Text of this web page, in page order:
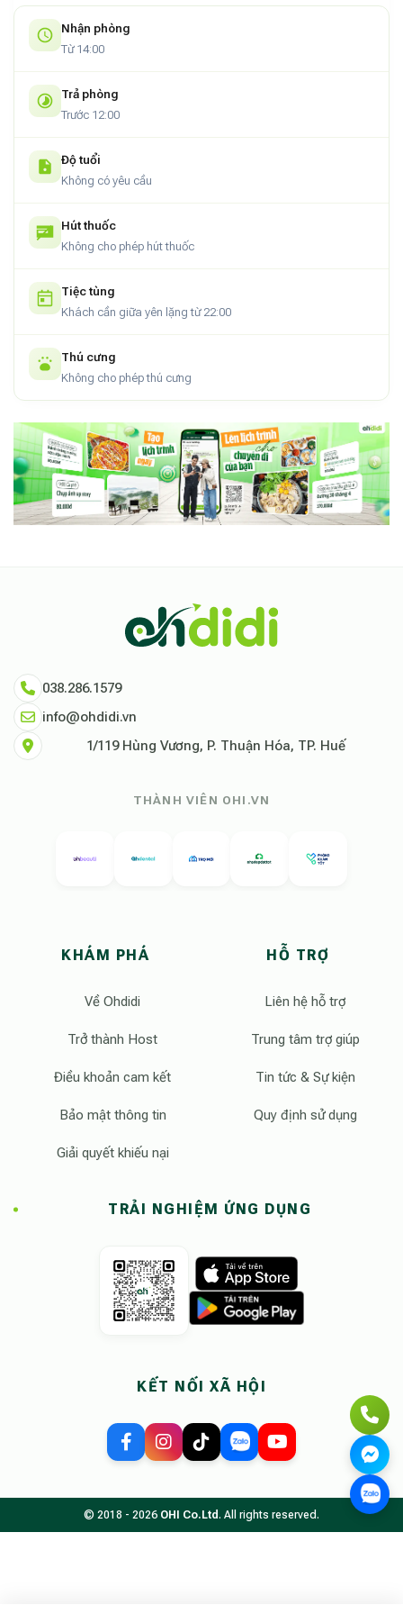
Nhận phòng
Từ 14:00
Trả phòng
Trước 12:00
Độ tuổi
Không có yêu cầu
Hút thuốc
Không cho phép hút thuốc
Tiệc tùng
Khách cần giữa yên lặng từ 22:00
Thú cưng
Không cho phép thú cưng
038.286.1579
info@ohdidi.vn
1/119 Hùng Vương, P. Thuận Hóa, TP. Huế
THÀNH VIÊN OHI.VN
KHÁM PHÁ
Về Ohdidi
Trở thành Host
Điều khoản cam kết
Bảo mật thông tin
Giải quyết khiếu nại
HỖ TRỢ
Liên hệ hỗ trợ
Trung tâm trợ giúp
Tin tức & Sự kiện
Quy định sử dụng
TRẢI NGHIỆM ỨNG DỤNG
KẾT NỐI XÃ HỘI
© 2018 - 2026 OHI Co.Ltd. All rights reserved.